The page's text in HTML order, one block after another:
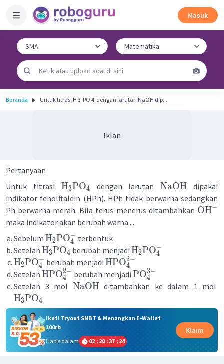
Masuk
Beranda Untuk titrasi H 3 ​ PO 4 ​ dengan larutan NaOH dip...
Iklan
Pertanyaan
Untuk titrasi H3PO4 dengan larutanNaOH dipakai
indikator fenolftalein (HPh). HPh tidak berwarna sedangkan
Ph berwarna merah. Bila terus-menerus ditambahkan OH−
maka indikator akan berubah warna ...
Sebelum H2PO4
− terbentuk
Setelah H3PO4 berubah menjadi H2PO4
−
H2PO4
− berubah menjadi HPO4
2−
Setelah HPO4
2− berubah menjadi PO4
3−
Setelah 3 mol NaOHditambahkan ke dalam 1 mol
H3PO4
Ikuti Tryout SNBT & Menangkan E-Wallet
100rb
Habis dalam
02 :20 :37 :23
Klaim